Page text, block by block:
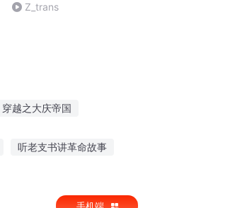
Z_trans
穿越之大庆帝国
听老支书讲革命故事